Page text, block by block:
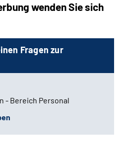
wenden Sie sich
Fragen zur
- Bereich Personal